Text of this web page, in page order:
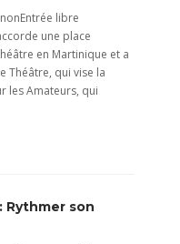
libre
une place
en Martinique et a
Théâtre, qui vise la
les Amateurs, qui
Rythmer son